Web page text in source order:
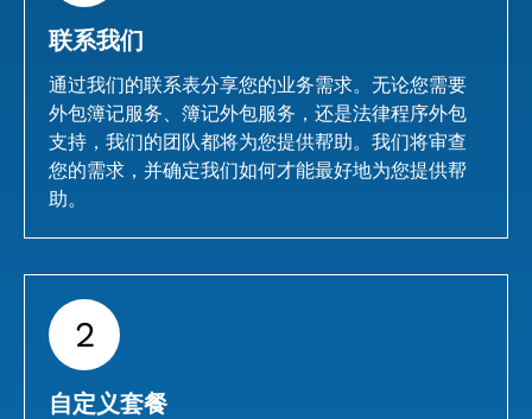
联系我们
通过我们的联系表分享您的业务需求。无论您需要
外包簿记服务、簿记外包服务，还是法律程序外包
支持，我们的团队都将为您提供帮助。我们将审查
您的需求，并确定我们如何才能最好地为您提供帮
助。
2
自定义套餐